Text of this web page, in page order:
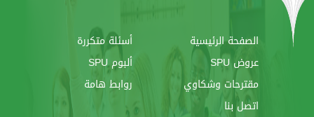
الصفحة الرئيسية
أسئلة متكررة
عروض SPU
ألبوم SPU
مقترحات وشكاوي
روابط هامة
اتصل بنا